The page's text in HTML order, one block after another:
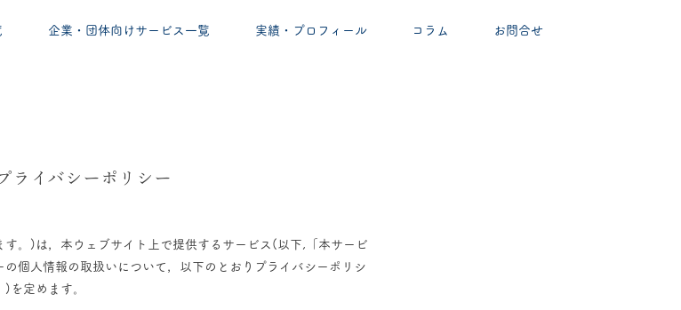
企業・団体向けサービス一覧 実績・プロフィール コラム お問合せ
ライバシーポリシー
。)は，本ウェブサイト上で提供するサービス(以下,「本サービ
個人情報の取扱いについて，以下のとおりプライバシーポリシ
を定めます。